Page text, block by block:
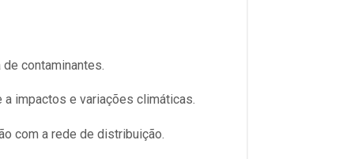
contaminantes.
impactos e variações climáticas.
com a rede de distribuição.